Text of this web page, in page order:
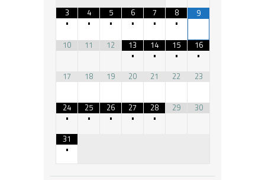
3
•
4
•
5
•
6
•
7
•
8
•
9
10 11 12
13
•
14
•
15
•
16
•
17
18 19 20 21 22 23
24
•
25
•
26
•
27
•
28
•
29 30
31
•